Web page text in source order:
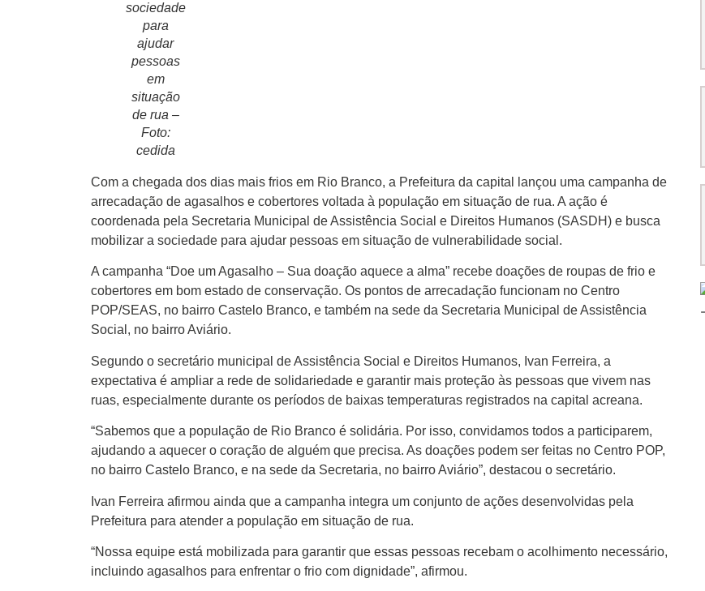
Notícias
Cultural
Atos Oficiais
Atualidades
Blogs e
Colunas
Especiais
Gastronomia
TV Portal
Sobre o
Portal Acre
Expediente
Política de
privacidade
Fale com
Portal Acre
sociedade
para
ajudar
pessoas
em
situação
de rua –
Foto:
cedida
Com a chegada dos dias mais frios em Rio Branco, a Prefeitura da capital lançou uma campanha de
arrecadação de agasalhos e cobertores voltada à população em situação de rua. A ação é
coordenada pela Secretaria Municipal de Assistência Social e Direitos Humanos (SASDH) e busca
mobilizar a sociedade para ajudar pessoas em situação de vulnerabilidade social.
A campanha “Doe um Agasalho – Sua doação aquece a alma” recebe doações de roupas de frio e
cobertores em bom estado de conservação. Os pontos de arrecadação funcionam no Centro
POP/SEAS, no bairro Castelo Branco, e também na sede da Secretaria Municipal de Assistência
Social, no bairro Aviário.
Segundo o secretário municipal de Assistência Social e Direitos Humanos, Ivan Ferreira, a
expectativa é ampliar a rede de solidariedade e garantir mais proteção às pessoas que vivem nas
ruas, especialmente durante os períodos de baixas temperaturas registrados na capital acreana.
“Sabemos que a população de Rio Branco é solidária. Por isso, convidamos todos a participarem,
ajudando a aquecer o coração de alguém que precisa. As doações podem ser feitas no Centro POP,
no bairro Castelo Branco, e na sede da Secretaria, no bairro Aviário”, destacou o secretário.
Ivan Ferreira afirmou ainda que a campanha integra um conjunto de ações desenvolvidas pela
Prefeitura para atender a população em situação de rua.
“Nossa equipe está mobilizada para garantir que essas pessoas recebam o acolhimento necessário,
incluindo agasalhos para enfrentar o frio com dignidade”, afirmou.